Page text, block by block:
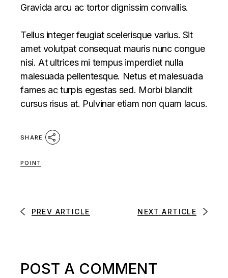
Gravida arcu ac tortor dignissim convallis.
Tellus integer feugiat scelerisque varius. Sit
amet volutpat consequat mauris nunc congue
nisi. At ultrices mi tempus imperdiet nulla
malesuada pellentesque. Netus et malesuada
fames ac turpis egestas sed. Morbi blandit
cursus risus at. Pulvinar etiam non quam lacus.
SHARE
POINT
PREV ARTICLE NEXT ARTICLE
POST A COMMENT